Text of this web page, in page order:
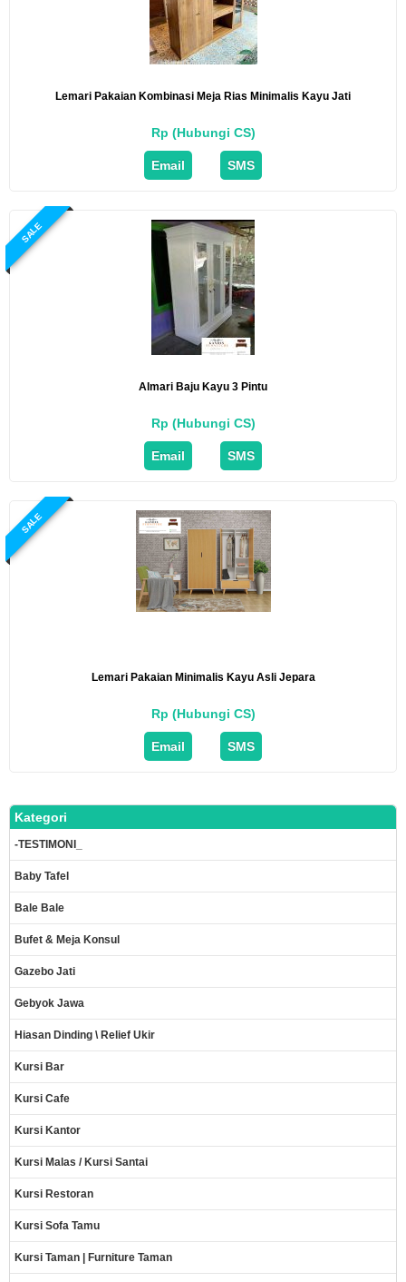
Lemari Pakaian Kombinasi Meja Rias Minimalis Kayu Jati
Rp (Hubungi CS)
Email SMS
SALE
Almari Baju Kayu 3 Pintu
Rp (Hubungi CS)
Email SMS
SALE
Lemari Pakaian Minimalis Kayu Asli Jepara
Rp (Hubungi CS)
Email SMS
Kategori
-TESTIMONI_
Baby Tafel
Bale Bale
Bufet & Meja Konsul
Gazebo Jati
Gebyok Jawa
Hiasan Dinding \ Relief Ukir
Kursi Bar
Kursi Cafe
Kursi Kantor
Kursi Malas / Kursi Santai
Kursi Restoran
Kursi Sofa Tamu
Kursi Taman | Furniture Taman